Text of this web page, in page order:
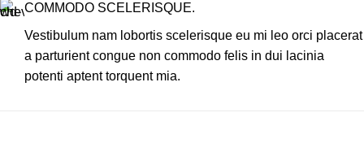
COMMODO SCELERISQUE.
Vestibulum nam lobortis scelerisque eu mi leo orci placerat
a parturient congue non commodo felis in dui lacinia
potenti aptent torquent mia.